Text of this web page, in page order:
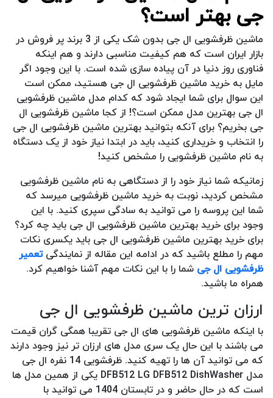
جی بهتر است؟
ماشین ظرفشویی ال جی بدون شک یکی از 3 برند پر فروش در
بازار ایران است که هم کیفیت مناسبی دارند و هم اینکه
فناوری روز دنیا در آن پیاده سازی شده است. با این وجود اگر
مایل به خرید ماشین ظرفشویی ال جی هستید، ممکن است
این سوال برای شما ایجاد شود که کدام مدل ماشین ظرفشویی
ال جی بهترین مدل ممکن است؟! از کجا ماشین ظرفشویی ال
جی بخریم؟ برای آنکه بتوانید بهترین ماشین ظرفشویی ال جی
را انتخاب و خریداری کنید، باید در ابتدا نیاز خود از یک دستگاه
به نام ماشین ظرفشویی را مشخص کنید!
زمانیکه شما نیاز خود را از دستگاهی به نام ماشین ظرفشویی
مشخص کردید، نوبت به خرید ماشین ظرفشویی میرسد که
شما این پروسه را می توانید به سادگی سپری کنید. با این
وجود برای خرید بهترین ماشین ظرفشویی ال جی باید چه کرد؟
برای خرید بهترین ماشین ظرفشویی ال جی باید یکسری نکات
مهم را مطلع باشید که در ادامه این مقاله از نمایندگیتعمیر
ظرفشویی ال جی شما را با این نکات مهم آشنا خواهیم کرد.
همراه ما باشید.
ارزان ترین ماشین ظرفشویی ال جی
با اینکه ماشین ظرفشویی های ال جی تقریبا همگی گران قیمت
می باشند با این حال یک سری مدل های ارزان تر نیز وجود دارند
که می توانید آن ها را تهیه کنید. ظرفشویی 14 نفره ال جی
مدل DFB512 LG DFB512 DishWasher یکی از همین مدل ها
است که در حال حاضر و در تابستان 1404 می توانید با